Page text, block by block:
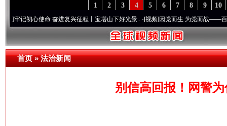
10
9
8
7
6
5
4
3
2
1
心使命 奋进复兴征程丨宝塔山下好光景..·[视频]因党而生 为党而战——百年“纪”事
首页»法治新闻
别信高回报！网警